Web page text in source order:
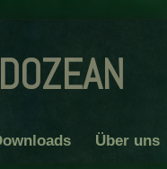
Über uns